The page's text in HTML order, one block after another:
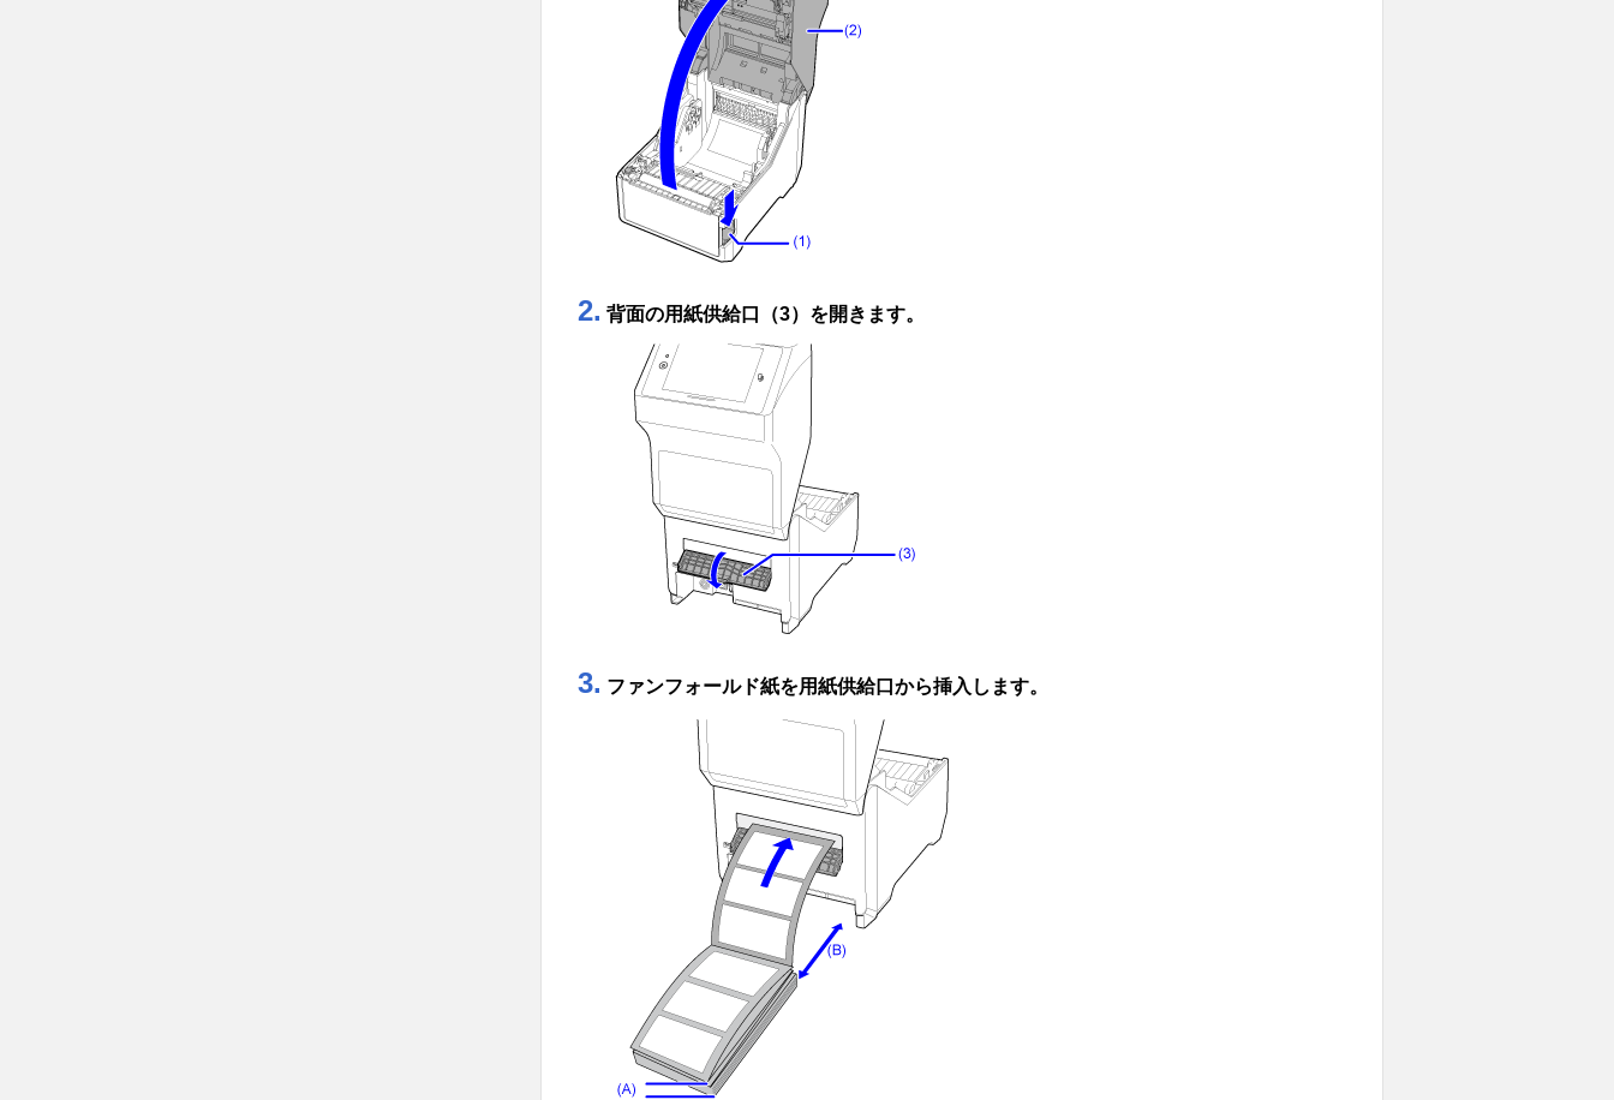
2. 背面の用紙供給口（3）を開きます。
3. ファンフォールド紙を用紙供給口から挿入します。